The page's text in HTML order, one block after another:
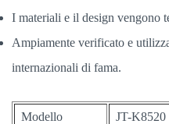
I materiali e il design vengono
Ampiamente verificato e
internazionali di fama.
Modello JT-K8520